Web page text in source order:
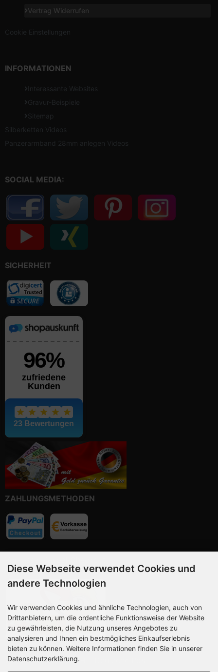
Vertrag Widerrufen
Cookie Einstellungen
INFORMATIONEN
Interessante Websites
Gravur-Beispiele
Sitemap
Silberketten Videos
Panzerarmband 28mm anlegen Videos
SOCIAL MEDIA:
SICHERHEIT
ZAHLUNGSMETHODEN
Wir versenden mit DHL, Deutsche Post
Diese Webseite verwendet Cookies und
andere Technologien
Wir verwenden Cookies und ähnliche Technologien, auch von
Drittanbietern, um die ordentliche Funktionsweise der Website
zu gewährleisten, die Nutzung unseres Angebotes zu
analysieren und Ihnen ein bestmögliches Einkaufserlebnis
bieten zu können. Weitere Informationen finden Sie in unserer
Datenschutzerklärung.